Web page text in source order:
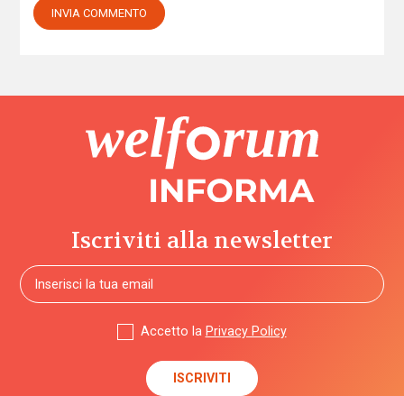
Iscriviti alla newsletter
Accetto la Privacy Policy